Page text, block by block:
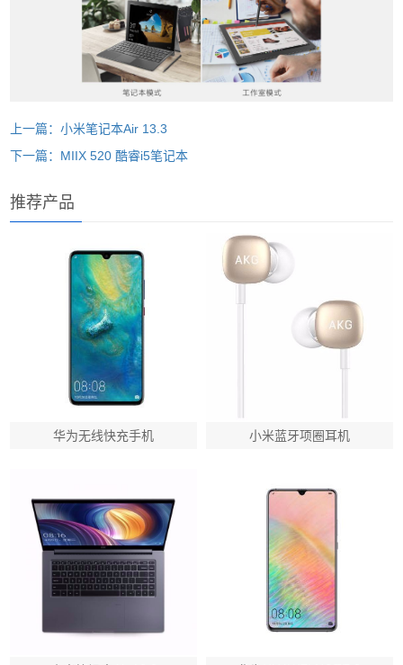
上一篇：小米笔记本Air 13.3
下一篇：MIIX 520 酷睿i5笔记本
推荐产品
华为无线快充手机 小米蓝牙项圈耳机